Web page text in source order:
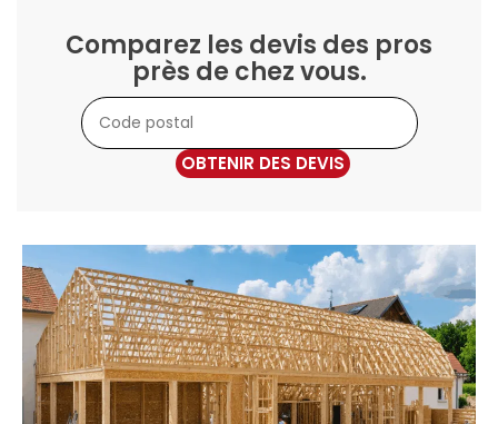
Comparez les devis des pros
près de chez vous.
OBTENIR DES DEVIS